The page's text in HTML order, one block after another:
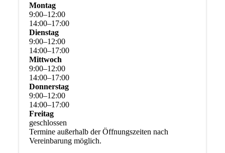
Montag
9:00–12:00
14:00–17:00
Dienstag
9:00–12:00
14:00–17:00
Mittwoch
9:00–12:00
14:00–17:00
Donnerstag
9:00–12:00
14:00–17:00
Freitag
geschlossen
Termine außerhalb der Öffnungszeiten nach
Vereinbarung möglich.